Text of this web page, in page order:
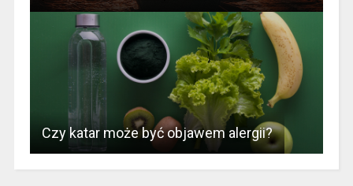
Czy katar może być objawem alergii?